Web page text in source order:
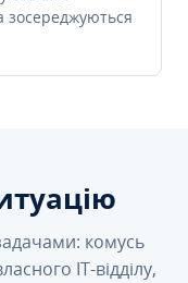
зосереджуються
комусь
IT-відділу,